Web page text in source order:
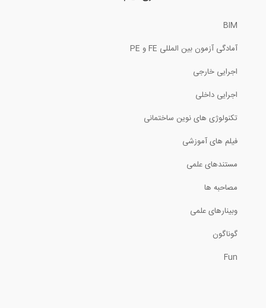
BIM
آمادگی آزمون بین المللی FE و PE
اجرایی خارجی
اجرایی داخلی
تکنولوژی های نوین ساختمانی
فیلم های آموزشی
مستندهای علمی
مصاحبه ها
وبینارهای علمی
گوناگون
Fun